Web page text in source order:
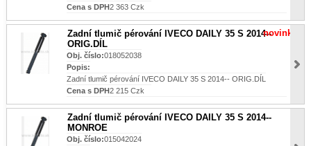
Cena s DPH2 363 Czk
Zadní tlumič pérování IVECO DAILY 35 S 2014--
ORIG.DÍL
novinka
Obj. číslo:018052038
Popis:
Zadní tlumič pérování IVECO DAILY 35 S 2014-- ORIG.DÍL
Cena s DPH2 215 Czk
Zadní tlumič pérování IVECO DAILY 35 S 2014--
MONROE
Obj. číslo:015042024